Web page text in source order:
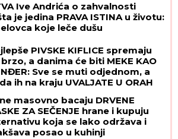
Ive Andrića o zahvalnosti
je jedina PRAVA ISTINA u životu:
koje leče dušu
PIVSKE KIFLICE spremaju
a danima će biti MEKE KAO
Sve se muti odjednom, a
ih na kraju UVALJATE U ORAH
ukusnije od najsočnijeg
masovno bacaju DRVENE
ZA SEČENJE hrane i kupuju
koja se lako održava i
posao u kuhinji